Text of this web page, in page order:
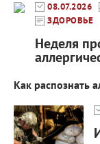
08.07.2026
ЗДОРОВЬЕ
Неделя
Как распознать